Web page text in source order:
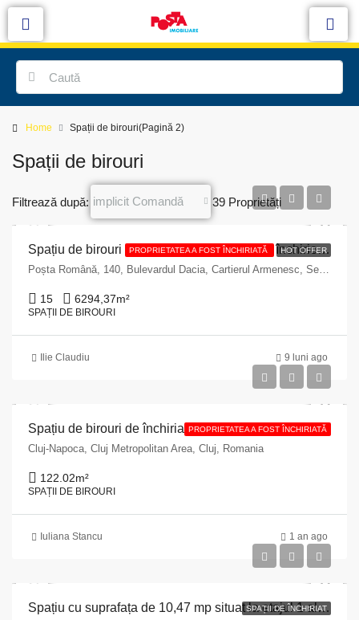
Home Spații de birouri(Pagină 2)
Spații de birouri
39 Proprietăți
Filtrează după: implicit Comandă
PROPRIETATEA A FOST ÎNCHIRIATĂ HOT OFFER
Spațiu de birouri premium disponibil pentru închiriere – Bulevardul Dacia 140, București
Poșta Română, 140, Bulevardul Dacia, Cartierul Armenesc, Sector 2, Bucharest, 020065, Romania
15 6294,37m²
SPAȚII DE BIROURI
Ilie Claudiu 9 luni ago
PROPRIETATEA A FOST ÎNCHIRIATĂ
Spațiu de birouri de închiriat situat în Cluj- Napoca, str. Regele Ferdinand, nr. 33
Cluj-Napoca, Cluj Metropolitan Area, Cluj, Romania
122.02m²
SPAȚII DE BIROURI
Iuliana Stancu 1 an ago
SPAȚII DE ÎNCHIRIAT
Spațiu cu suprafața de 10,47 mp situat la etajul 1 al imobilului din Municipiul Târgu Jiu, strada Eroilor nr. 1, județul Gorj7